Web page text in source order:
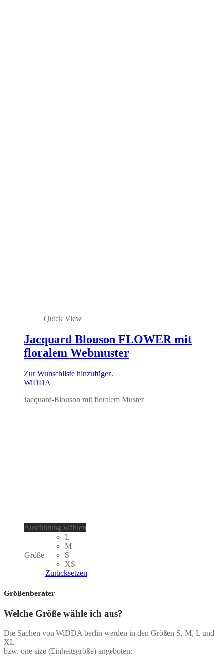
Quick View
Jacquard Blouson FLOWER mit
floralem Webmuster
Zur Wunschliste hinzufügen.
WiDDA
Jacquard-Blouson mit floralem Muster
Ausführung wählen
auf.
der
gewählt
Größe
L
M
S
XS
Zurücksetzen
Größenberater
Welche Größe wähle ich aus?
Die Sachen von WiDDA berlin werden in den Größen S, M, L und
XL
bzw. one size (Einheitsgröße) angeboten: